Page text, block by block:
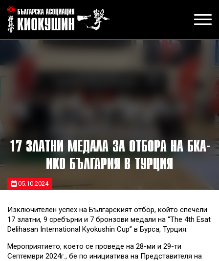
17 ЗЛАТНИ МЕДАЛА ЗА ОТБОРА НА БКА-
ИКО БЪЛГАРИЯ В ТУРЦИЯ
05.10.2024
Изключителен успех на Българският отбор, който спечели
17 златни, 9 сребърни и 7 бронзови медали на “The 4th Esat
Delihasan International Kyokushin Cup” в Бурса, Турция.
Мероприятието, което се проведе на 28-ми и 29-ти
Септември 2024г., бе по инициатива на Представителя на